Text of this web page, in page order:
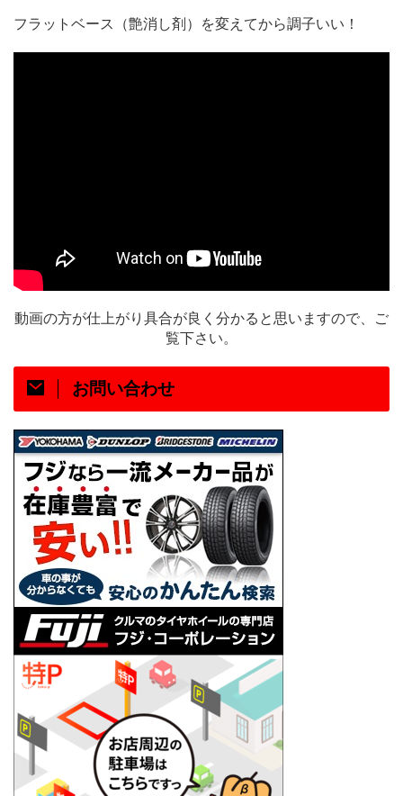
フラットベース（艶消し剤）を変えてから調子いい！
動画の方が仕上がり具合が良く分かると思いますので、ご
覧下さい。
お問い合わせ